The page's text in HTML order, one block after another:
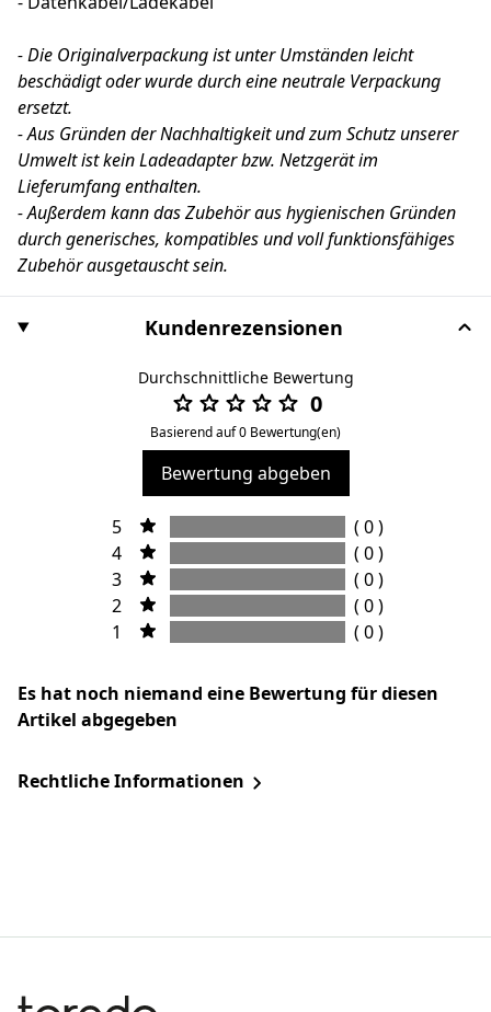
- Die Originalverpackung ist unter Umständen leicht
beschädigt oder wurde durch eine neutrale Verpackung
ersetzt.
- Aus Gründen der Nachhaltigkeit und zum Schutz unserer
Umwelt ist kein Ladeadapter bzw. Netzgerät im
Lieferumfang enthalten.
- Außerdem kann das Zubehör aus hygienischen Gründen
durch generisches, kompatibles und voll funktionsfähiges
Zubehör ausgetauscht sein.
Kundenrezensionen
Durchschnittliche Bewertung
0
Basierend auf 0 Bewertung(en)
Bewertung abgeben
5
( 0 )
4
( 0 )
3
( 0 )
2
( 0 )
1
( 0 )
Es hat noch niemand eine Bewertung für diesen
Artikel abgegeben
Rechtliche Informationen